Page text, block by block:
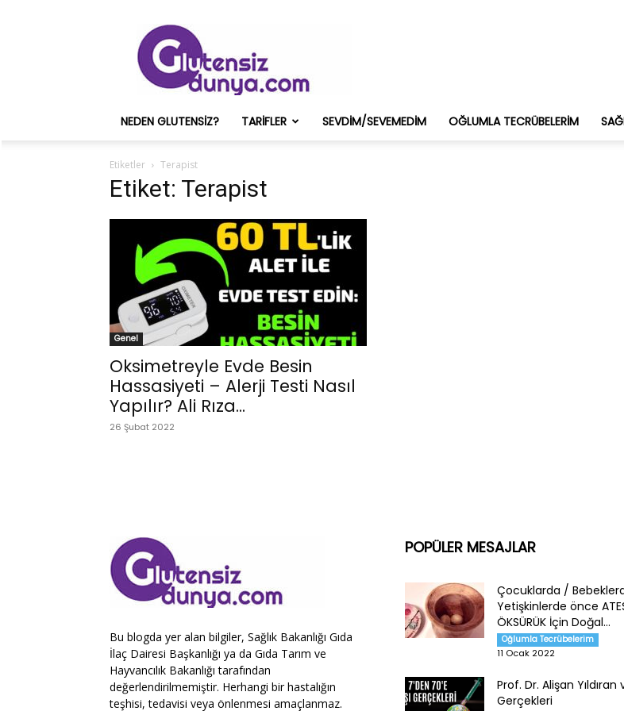
ve
Onun
Sağlık
Deneyimleri
NEDEN GLUTENSIZ? TARIFLER SEVDIM/SEVEMEDIM OĞLUMLA TECRÜBELERIM
Etiketler Terapist
Etiket: Terapist
Genel
Oksimetreyle Evde Besin
Hassasiyeti – Alerji Testi Nasıl
Yapılır? Ali Rıza...
26 Şubat 2022
Bu blogda yer alan bilgiler, Sağlık Bakanlığı Gıda
İlaç Dairesi Başkanlığı ya da Gıda Tarım ve
Hayvancılık Bakanlığı tarafından
değerlendirilmemiştir. Herhangi bir hastalığın
teşhisi, tedavisi veya önlenmesi amaçlanmaz.
POPÜLER MESAJLAR
Çocuklarda /
Yetişkinlerde önce
ÖKSÜRÜK İçin Doğal...
Oğlumla Tecrübelerim
11 Ocak 2022
Prof. Dr. Alişan Yıldıran
Gerçekleri